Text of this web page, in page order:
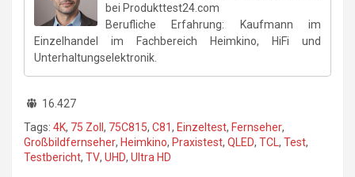
bei Produkttest24.com
Berufliche Erfahrung: Kaufmann im
Einzelhandel im Fachbereich Heimkino, HiFi und
Unterhaltungselektronik.
16.427
Tags: 4K, 75 Zoll , 75C815, C81, Einzeltest, Fernseher,
Großbildfernseher, Heimkino, Praxistest, QLED, TCL, Test,
Testbericht, TV, UHD, Ultra HD